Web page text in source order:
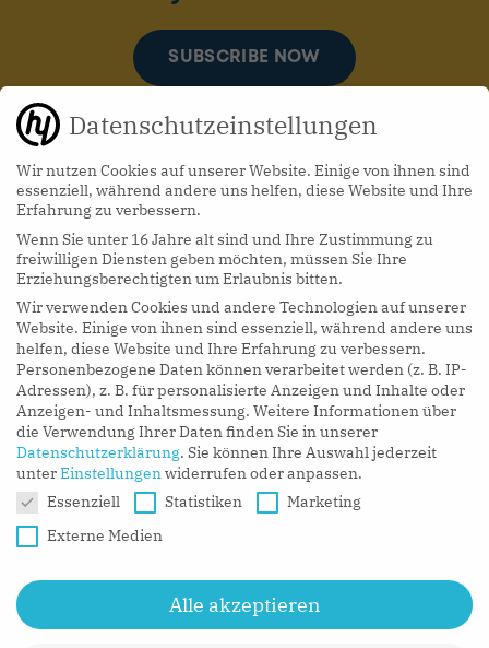
hy Podcasts
LISTEN NOW
SUBSCRIBE NOW
Datenschutzeinstellungen
Wir nutzen Cookies auf unserer Website. Einige von ihnen sind
essenziell, während andere uns helfen, diese Website und Ihre
Erfahrung zu verbessern.
Wenn Sie unter 16 Jahre alt sind und Ihre Zustimmung zu
freiwilligen Diensten geben möchten, müssen Sie Ihre
Erziehungsberechtigten um Erlaubnis bitten.
Wir verwenden Cookies und andere Technologien auf unserer
Website. Einige von ihnen sind essenziell, während andere uns
helfen, diese Website und Ihre Erfahrung zu verbessern.
Personenbezogene Daten können verarbeitet werden (z. B. IP-
Adressen), z. B. für personalisierte Anzeigen und Inhalte oder
Anzeigen- und Inhaltsmessung. Weitere Informationen über
die Verwendung Ihrer Daten finden Sie in unserer
Datenschutzerklärung. Sie können Ihre Auswahl jederzeit
unterEinstellungenwiderrufen oder anpassen.
Datenschutzeinstellungen
Essenziell Statistiken
Marketing
Externe Medien
Alle akzeptieren